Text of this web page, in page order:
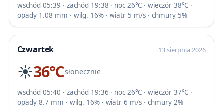
wschód 05:39 · zachód 19:38 · noc 26℃ · wieczór 38℃ ·
opady 1.08 mm · wilg. 16% · wiatr 5 m/s · chmury 5%
Czwartek 13 sierpnia 2026
☀️36℃słonecznie
wschód 05:40 · zachód 19:36 · noc 26℃ · wieczór 37℃ ·
opady 8.7 mm · wilg. 16% · wiatr 6 m/s · chmury 2%